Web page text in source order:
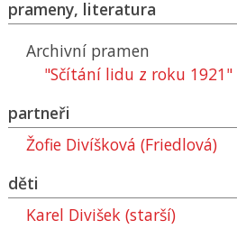
prameny, literatura
Archivní pramen
"Sčítání lidu z roku 1921"
partneři
Žofie Divíšková (Friedlová)
děti
Karel Divišek (starší)